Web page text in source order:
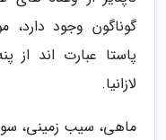
گوناگون وجود دارد،
پاستا عبارت اند از
لازانیا.
ماهی، سیب زمینی،